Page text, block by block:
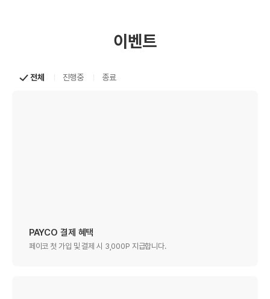
이벤트
전체 진행중 종료
PAYCO 결제 혜택
페이코 첫 가입 및 결제 시 3,000P 지급합니다.